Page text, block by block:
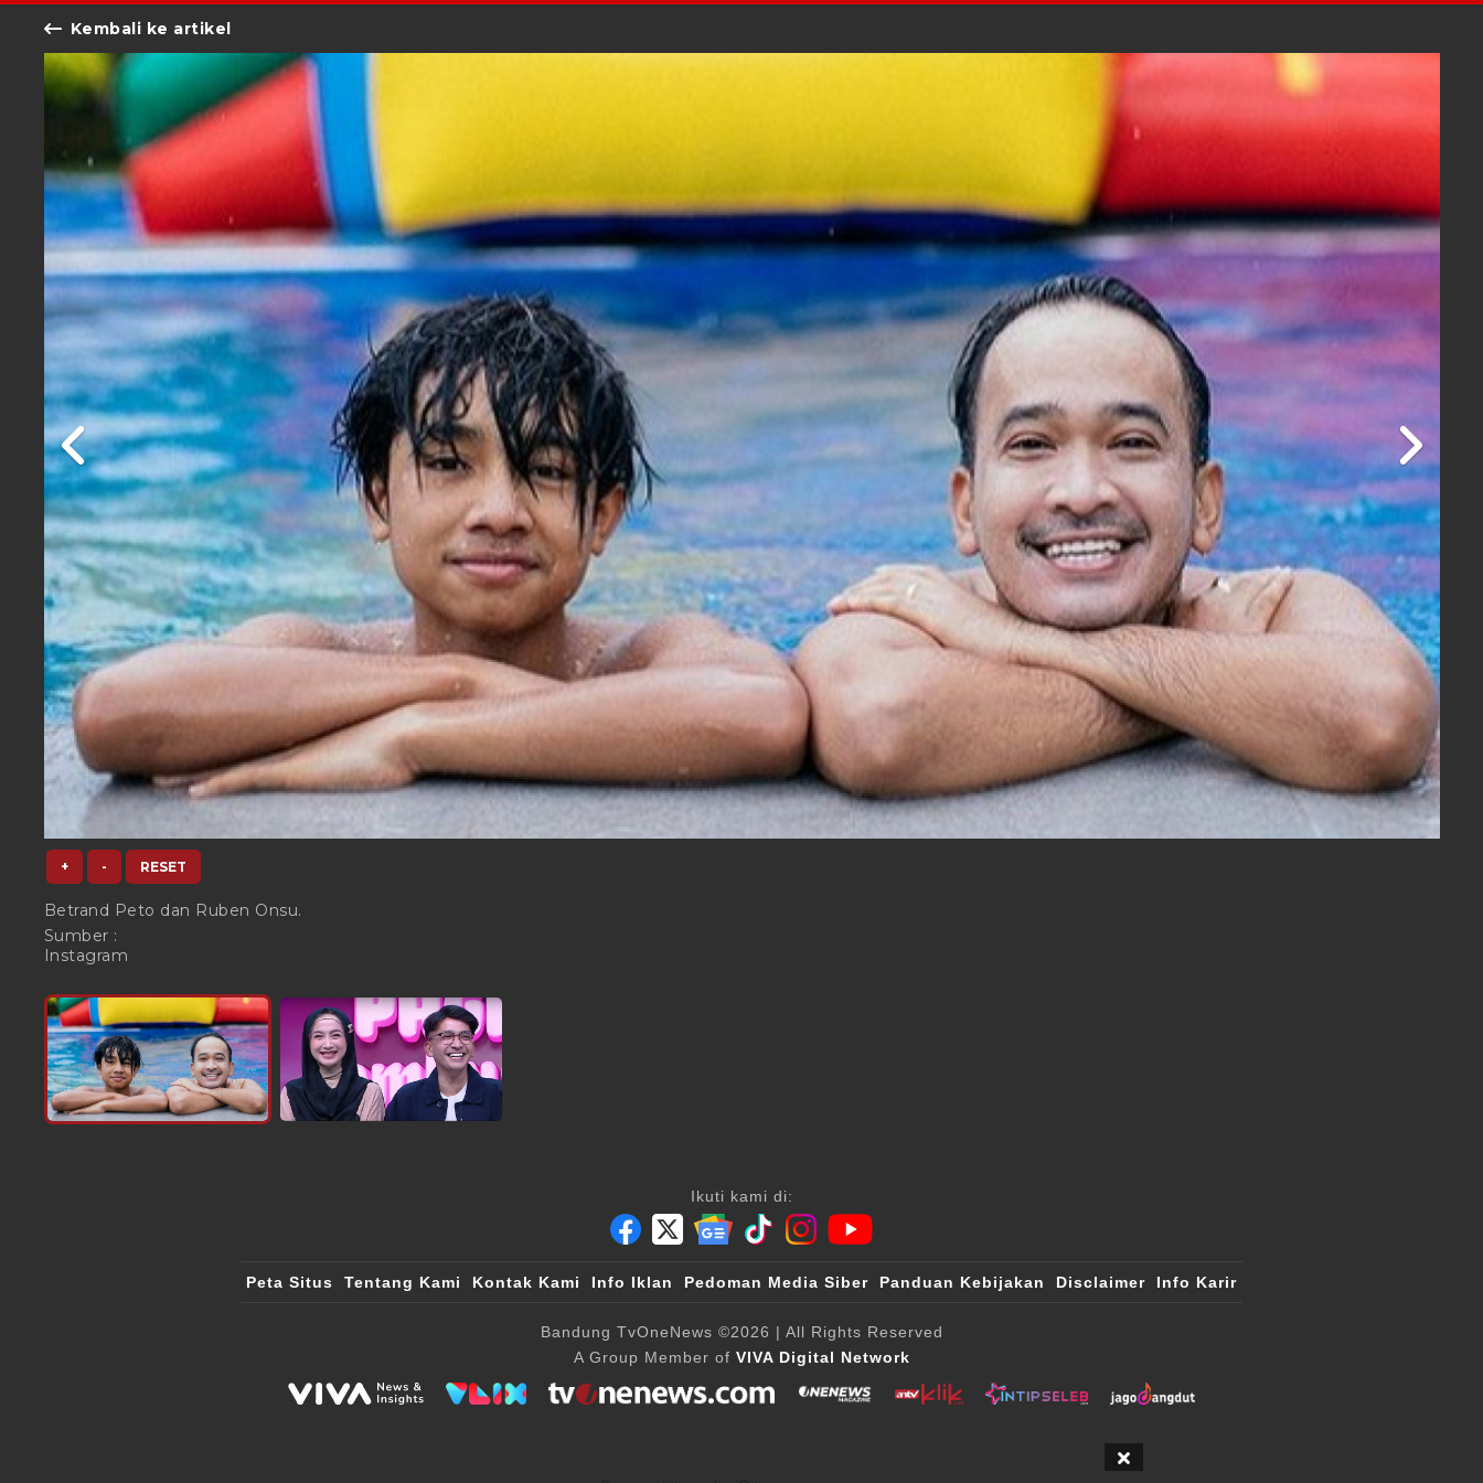
Kembali ke artikel
+ - RESET
Betrand Peto dan Ruben Onsu.
Sumber :
Instagram
Ikuti kami di:
Peta Situs Tentang Kami Kontak Kami Info Iklan Pedoman Media Siber Panduan Kebijakan Disclaimer Info Karir
Bandung TvOneNews ©2026 | All Rights Reserved
A Group Member of VIVA Digital Network